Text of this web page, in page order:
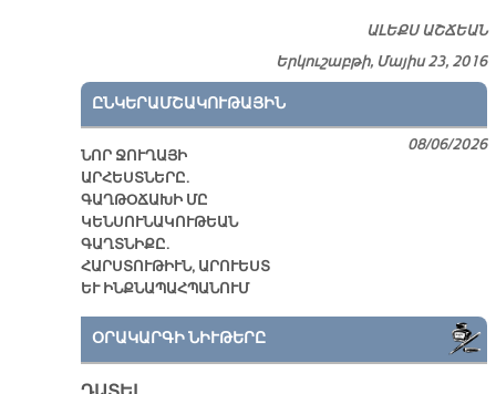
ԱԼԵՔՍ ԱՇՃԵԱՆ
Երկուշաբթի, Մայիս 23, 2016
ԸՆԿԵՐԱՄՇԱԿՈՒԹԱՅԻՆ
ՆՈՐ ՋՈՒՂԱՅԻ
ԱՐՀԵՍՏՆԵՐԸ.
ԳԱՂԹՕՃԱԽԻ ՄԸ
ԿԵՆՍՈՒՆԱԿՈՒԹԵԱՆ
ԳԱՂՏՆԻՔԸ.
ՀԱՐՍՏՈՒԹԻՒՆ, ԱՐՈՒԵՍՏ
ԵՒ ԻՆՔՆԱՊԱՀՊԱՆՈՒՄ
08/06/2026
ՕՐԱԿԱՐԳԻ ՆԻՒԹԵՐԸ